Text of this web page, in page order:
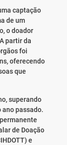
captação
de um
o doador
partir da
foi
oferecendo
que
superando
passado.
de Doação
e